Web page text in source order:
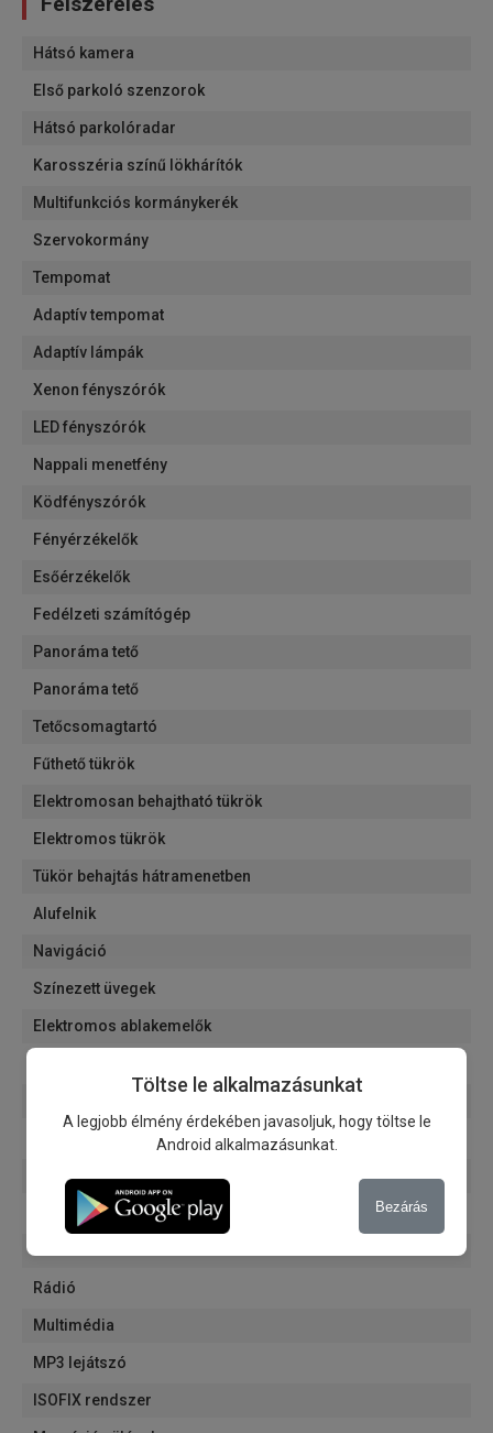
Hátsó kamera
Első parkoló szenzorok
Hátsó parkolóradar
Karosszéria színű lökhárítók
Multifunkciós kormánykerék
Szervokormány
Tempomat
Adaptív tempomat
Adaptív lámpák
Xenon fényszórók
LED fényszórók
Nappali menetfény
Ködfényszórók
Fényérzékelők
Esőérzékelők
Fedélzeti számítógép
Panoráma tető
Panoráma tető
Tetőcsomagtartó
Fűthető tükrök
Elektromosan behajtható tükrök
Elektromos tükrök
Tükör behajtás hátramenetben
Alufelnik
Navigáció
Színezett üvegek
Elektromos ablakemelők
Elektromosan állítható ülések
Bluetooth
Rádió
Multimédia
MP3 lejátszó
ISOFIX rendszer
Töltse le alkalmazásunkat
A legjobb élmény érdekében javasoljuk, hogy töltse le
Android alkalmazásunkat.
Bezárás